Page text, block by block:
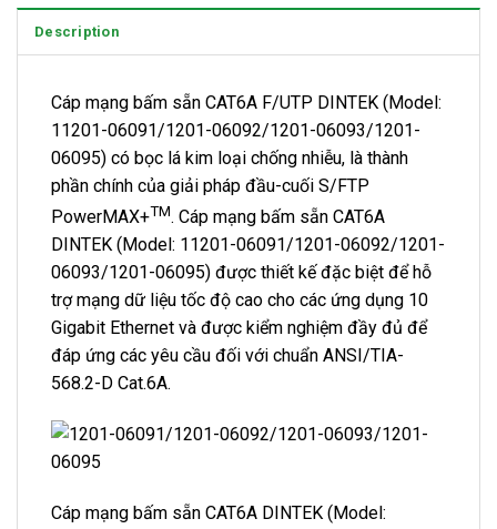
Description
Cáp mạng bấm sẵn CAT6A F/UTP DINTEK (Model:
11201-06091/1201-06092/1201-06093/1201-
06095) có bọc lá kim loại chống nhiễu, là thành
phần chính của giải pháp đầu-cuối S/FTP
PowerMAX+TM. Cáp mạng bấm sẵn CAT6A
DINTEK (Model: 11201-06091/1201-06092/1201-
06093/1201-06095) được thiết kế đặc biệt để hỗ
trợ mạng dữ liệu tốc độ cao cho các ứng dụng 10
Gigabit Ethernet và được kiểm nghiệm đầy đủ để
đáp ứng các yêu cầu đối với chuẩn ANSI/TIA-
568.2-D Cat.6A.
Cáp mạng bấm sẵn CAT6A DINTEK (Model: